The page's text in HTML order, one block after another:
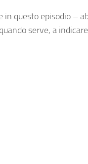
in questo episodio –
serve, a